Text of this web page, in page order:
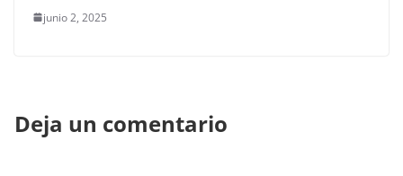
junio 2, 2025
Deja un comentario